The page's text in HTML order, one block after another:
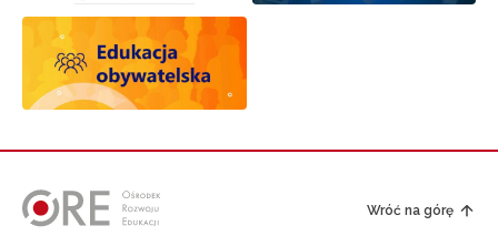
Wróć na górę